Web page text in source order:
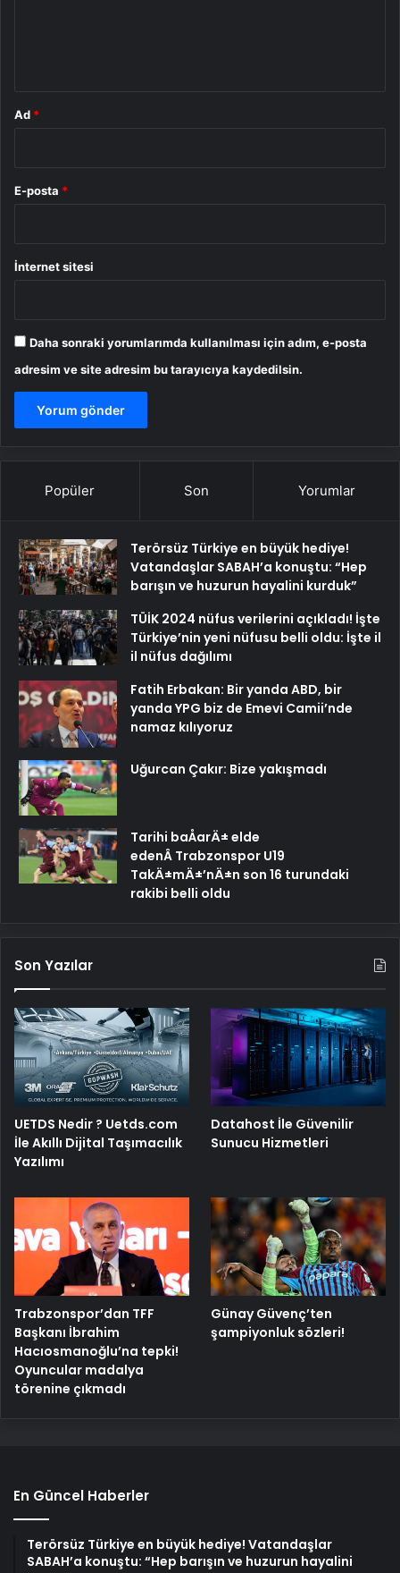
Ad *
E-posta *
İnternet sitesi
Daha sonraki yorumlarımda kullanılması için adım, e-posta
adresim ve site adresim bu tarayıcıya kaydedilsin.
Popüler Son Yorumlar
Terörsüz Türkiye en büyük hediye!
Vatandaşlar SABAH’a konuştu: “Hep
barışın ve huzurun hayalini kurduk”
TÜİK 2024 nüfus verilerini açıkladı! İşte
Türkiye’nin yeni nüfusu belli oldu: İşte il
il nüfus dağılımı
Fatih Erbakan: Bir yanda ABD, bir
yanda YPG biz de Emevi Camii’nde
namaz kılıyoruz
Uğurcan Çakır: Bize yakışmadı
Tarihi baÅarÄ± elde
edenÂ Trabzonspor U19
TakÄ±mÄ±’nÄ±n son 16 turundaki
rakibi belli oldu
Son Yazılar
UETDS Nedir ? Uetds.com
İle Akıllı Dijital Taşımacılık
Yazılımı
Datahost İle Güvenilir
Sunucu Hizmetleri
Trabzonspor’dan TFF
Başkanı İbrahim
Hacıosmanoğlu’na tepki!
Oyuncular madalya
törenine çıkmadı
Günay Güvenç’ten
şampiyonluk sözleri!
En Güncel Haberler
Terörsüz Türkiye en büyük hediye! Vatandaşlar
SABAH’a konuştu: “Hep barışın ve huzurun hayalini